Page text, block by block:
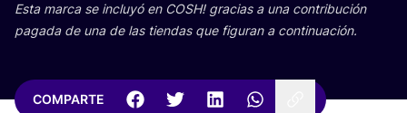
Esta mar­ca se inclu­yó en COSH! gra­cias a una con­tri­bu­ción
paga­da de una de las tien­das que figu­ran a continuación.
COMPARTE